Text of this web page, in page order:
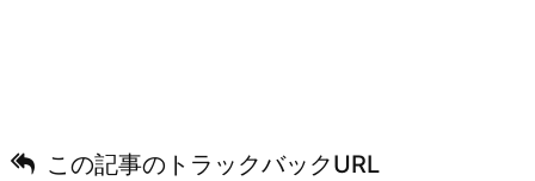
この記事のトラックバックURL